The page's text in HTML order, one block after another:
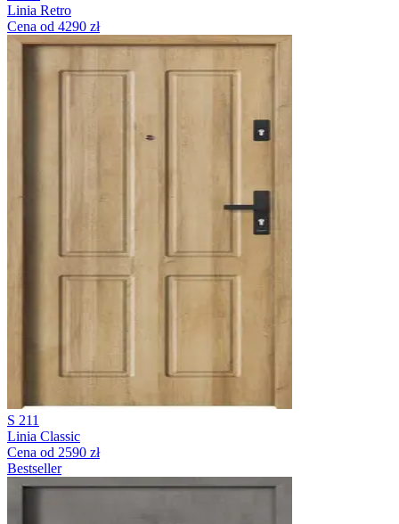
Linia Retro
Cena od 4290 zł
S 211
Linia Classic
Cena od 2590 zł
Bestseller